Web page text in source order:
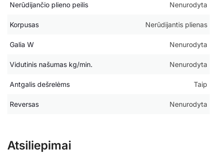
Nerūdijančio plieno peilis Nenurodyta
Korpusas Nerūdijantis plienas
Galia W Nenurodyta
Vidutinis našumas kg/min. Nenurodyta
Antgalis dešrelėms Taip
Reversas Nenurodyta
Atsiliepimai